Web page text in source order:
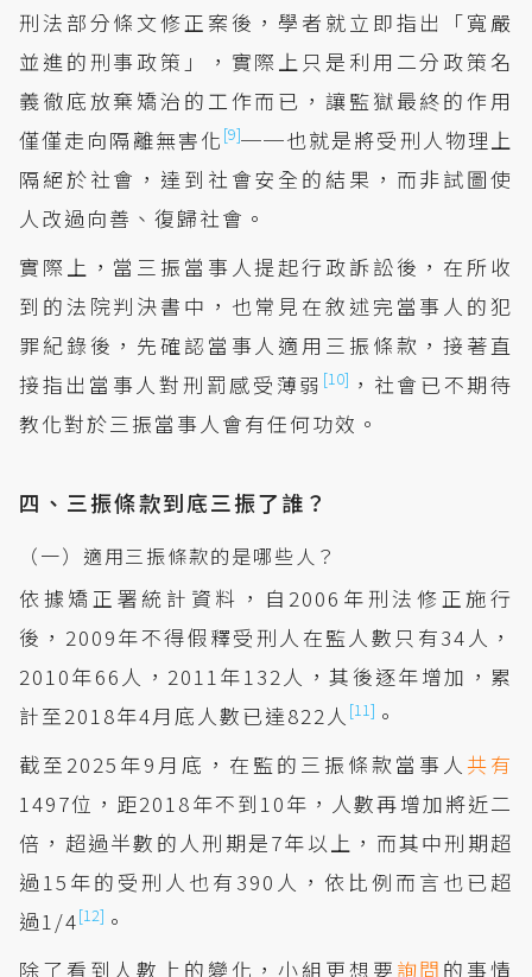
刑法部分條文修正案後，學者就立即指出「寬嚴
並進的刑事政策」，實際上只是利用二分政策名
義徹底放棄矯治的工作而已，讓監獄最終的作用
僅僅走向隔離無害化 [9]──也就是將受刑人物理上
隔絕於社會，達到社會安全的結果，而非試圖使
人改過向善、復歸社會。
實際上，當三振當事人提起行政訴訟後，在所收
到的法院判決書中，也常見在敘述完當事人的犯
罪紀錄後，先確認當事人適用三振條款，接著直
接指出當事人對刑罰感受薄弱 [10] ，社會已不期待
教化對於三振當事人會有任何功效。
四、三振條款到底三振了誰？
（一）適用三振條款的是哪些人？
依據矯正署統計資料，自2006年刑法修正施行
後，2009年不得假釋受刑人在監人數只有34人，
2010年66人，2011年132人，其後逐年增加，累
計至2018年4月底人數已達822人 [11] 。
截至2025年9月底，在監的三振條款當事人 共有
1497位，距2018年不到10年，人數再增加將近二
倍，超過半數的人刑期是7年以上，而其中刑期超
過15年的受刑人也有390人，依比例而言也已超
過1/4[12] 。
除了看到人數上的變化，小組更想要 詢問 的事情